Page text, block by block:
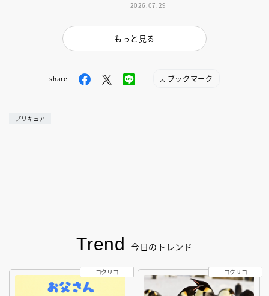
ラクターもパワーアップの第二
2026.07.29
もっと見る
share ブックマーク
プリキュア
Trend 今日のトレンド
コクリコ コクリコ